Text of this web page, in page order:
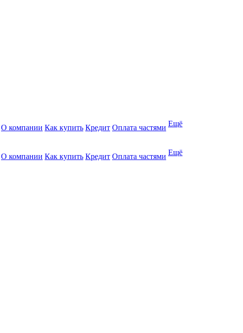
О компании Как купить Кредит Оплата частями Ещё
О компании Как купить Кредит Оплата частями Ещё